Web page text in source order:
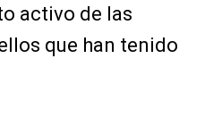
activo de las
que han tenido